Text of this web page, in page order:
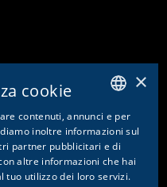
GERMAN
ENGLISH
FRENCH
×
cookie
contenuti, annunci e per
inoltre informazioni sul
partner pubblicitari e di
altre informazioni che hai
tuo utilizzo dei loro servizi.